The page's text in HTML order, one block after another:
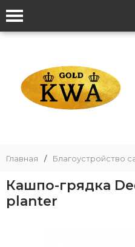
Главная / Благоустройство
Кашпо-грядка
planter